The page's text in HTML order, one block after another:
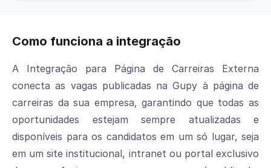
Como funciona a integração
A Integração para Página de Carreiras Externa
conecta as vagas publicadas na Gupy à página de
carreiras da sua empresa, garantindo que todas as
oportunidades estejam sempre atualizadas e
disponíveis para os candidatos em um só lugar, seja
em um site institucional, intranet ou portal exclusivo